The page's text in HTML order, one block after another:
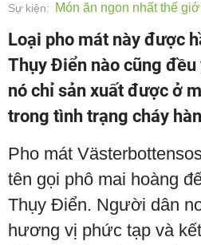
Sự kiện: Món ăn ngon nhất thế
Loại pho mát này được
Thụy Điển nào cũng
nó chỉ sản xuất được ở
trong tình trạng cháy
Pho mát
tên gọi phô mai hoàng
Thụy Điển. Người dân
hương vị phức tạp và